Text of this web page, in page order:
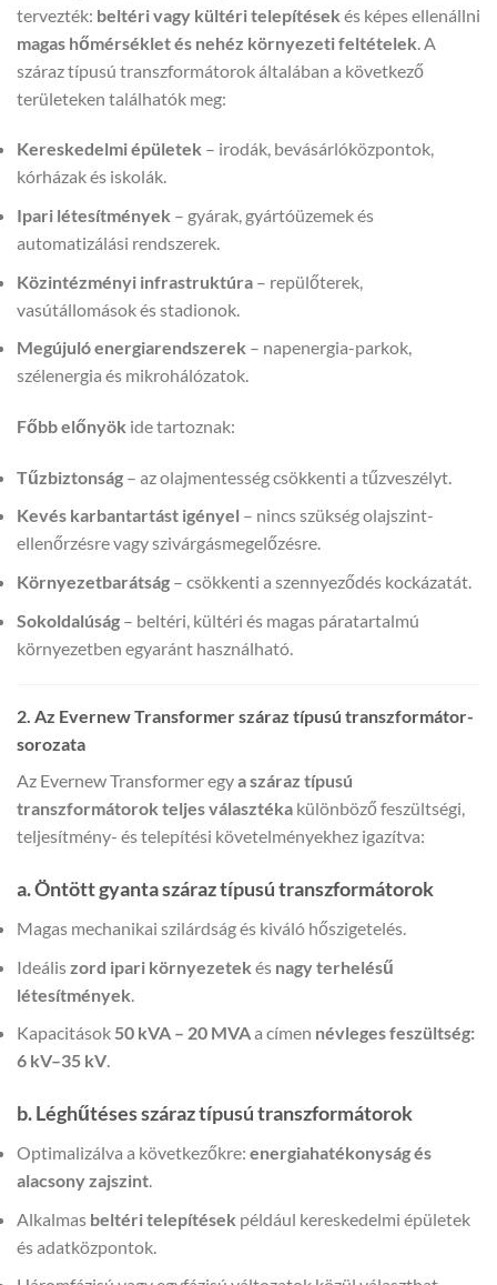
tervezték: beltéri vagy kültéri telepítések és képes ellenállni
magas hőmérséklet és nehéz környezeti feltételek . A
száraz típusú transzformátorok általában a következő
területeken találhatók meg:
Kereskedelmi épületek – irodák, bevásárlóközpontok,
kórházak és iskolák.
Ipari létesítmények – gyárak, gyártóüzemek és
automatizálási rendszerek.
Közintézményi infrastruktúra – repülőterek,
vasútállomások és stadionok.
Megújuló energiarendszerek – napenergia-parkok,
szélenergia és mikrohálózatok.
Főbb előnyök ide tartoznak:
Tűzbiztonság – az olajmentesség csökkenti a tűzveszélyt.
Kevés karbantartást igényel – nincs szükség olajszint-
ellenőrzésre vagy szivárgásmegelőzésre.
Környezetbarátság – csökkenti a szennyeződés kockázatát.
Sokoldalúság – beltéri, kültéri és magas páratartalmú
környezetben egyaránt használható.
2. Az Evernew Transformer száraz típusú transzformátor-
sorozata
Az Evernew Transformer egya száraz típusú
transzformátorok teljes választéka különböző feszültségi,
teljesítmény- és telepítési követelményekhez igazítva:
a. Öntött gyanta száraz típusú transzformátorok
Magas mechanikai szilárdság és kiváló hőszigetelés.
Ideáliszord ipari környezetek és nagy terhelésű
létesítmények
Kapacitások 50 kVA – 20 MVAa címen névleges feszültség:
6 kV–35 kV.
b. Léghűtéses száraz típusú transzformátorok
Optimalizálva a következőkre: energiahatékonyság és
alacsony zajszint.
Alkalmas beltéri telepítések például kereskedelmi épületek
és adatközpontok.